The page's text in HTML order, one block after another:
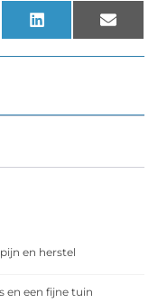
LinkedIn Email
en herstel
en een fijne tuin